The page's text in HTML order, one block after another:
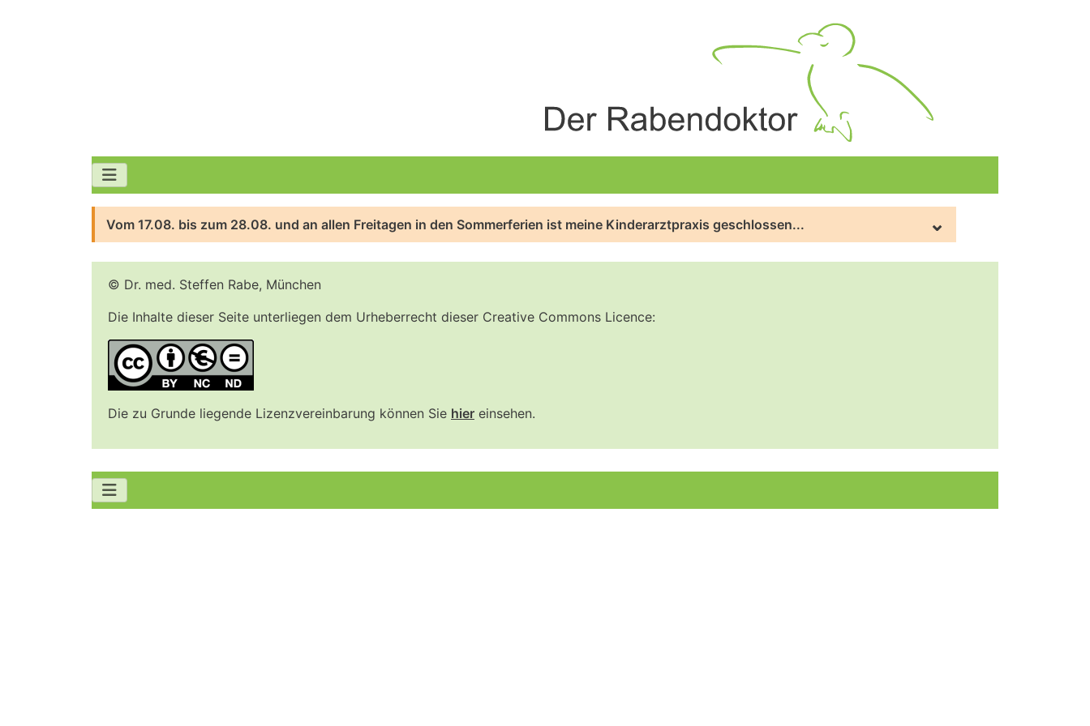
Vom 17.08. bis zum 28.08. und an allen Freitagen in den Sommerferien ist meine Kinderarztpraxis geschlossen...
© Dr. med. Steffen Rabe, München
Die Inhalte dieser Seite unterliegen dem Urheberrecht dieser Creative Commons Licence:
Die zu Grunde liegende Lizenzvereinbarung können Sie hier einsehen.